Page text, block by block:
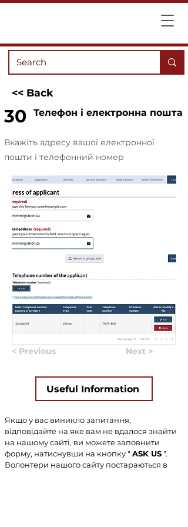
<< Back
30 Телефон і електронна пошта
Вкажіть адресу вашої електронної
пошти і телефонний номер
< Previous Next >
Useful Information
Якщо у вас виникло запитання,
відповідайте на яке вам не вдалося знайти
на нашому сайті, ви можете заповнити
форму, натиснувши на кнопку " ASK US".
Волонтери нашого сайту постараються в